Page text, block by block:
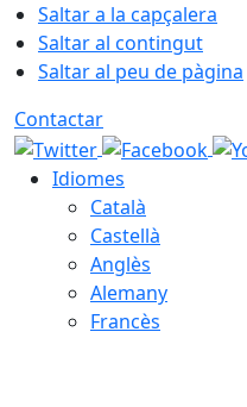
Saltar a la capçalera
Saltar al contingut
Saltar al peu de pàgina
Contactar
Idiomes
Català
Castellà
Anglès
Alemany
Francès